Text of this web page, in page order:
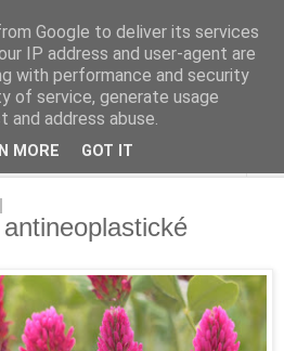
Google to deliver its services
IP address and user-agent are
with performance and security
of service, generate usage
address abuse.
MORE GOT IT